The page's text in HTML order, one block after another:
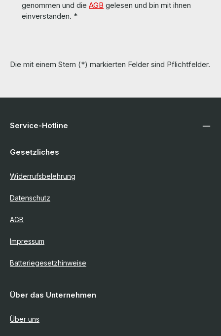
genommen und die AGB gelesen und bin mit ihnen
einverstanden. *
Die mit einem Stern (*) markierten Felder sind Pflichtfelder.
Service-Hotline
Gesetzliches
Widerrufsbelehrung
Datenschutz
AGB
Impressum
Batteriegesetzhinweise
Über das Unternehmen
Über uns